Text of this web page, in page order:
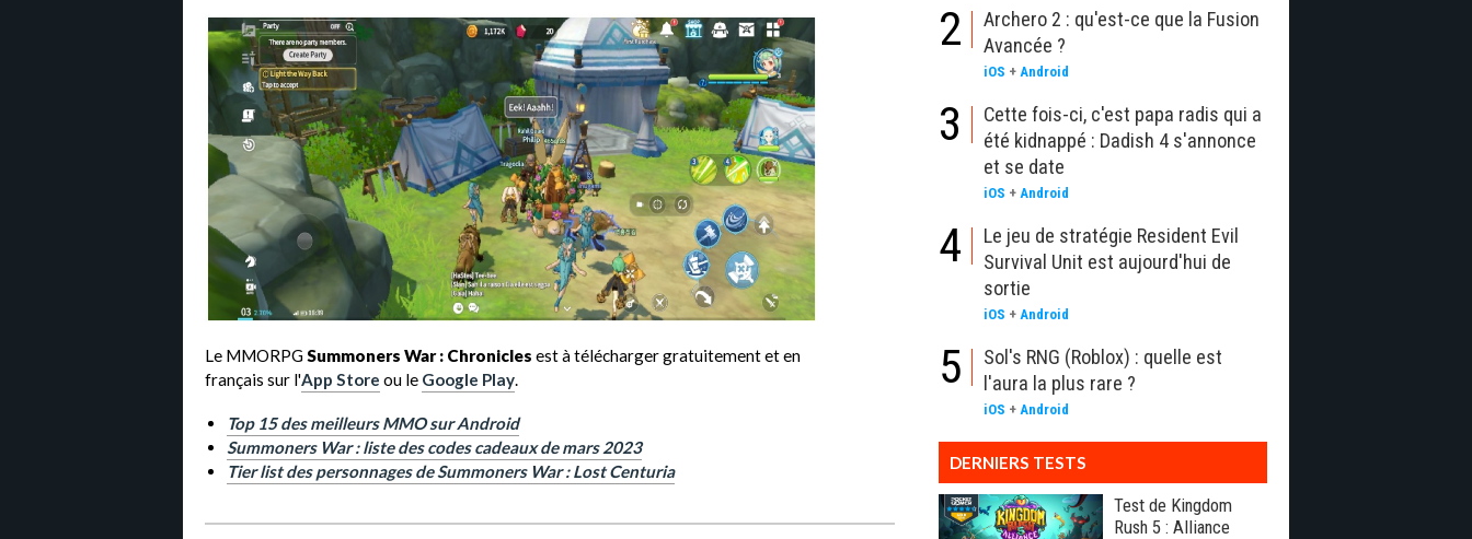
Le MMORPGSummoners War : Chronicles est à télécharger gratuitement et en
français sur l'App Store ou le Google Play.
Top 15 des meilleurs MMO sur Android
Summoners War : liste des codes cadeaux de mars 2023
Tier list des personnages de Summoners War : Lost Centuria
2
Archero 2 : qu'est-ce que la Fusion
Avancée ?
iOS + Android
3
Cette fois-ci, c'est papa radis qui a
été kidnappé : Dadish 4 s'annonce
et se date
iOS + Android
4
Le jeu de stratégie Resident Evil
Survival Unit est aujourd'hui de
sortie
iOS + Android
5
Sol's RNG (Roblox) : quelle est
l'aura la plus rare ?
iOS + Android
DERNIERS TESTS
Test de Kingdom
Rush 5 : Alliance